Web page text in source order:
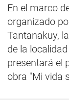
En el marco
organizado
Tantanakuy,
de la
presentará el
obra "Mi vida